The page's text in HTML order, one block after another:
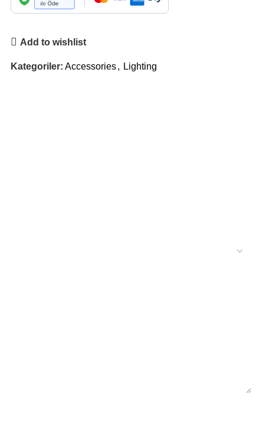
Add to wishlist
Kategoriler: Accessories, Lighting